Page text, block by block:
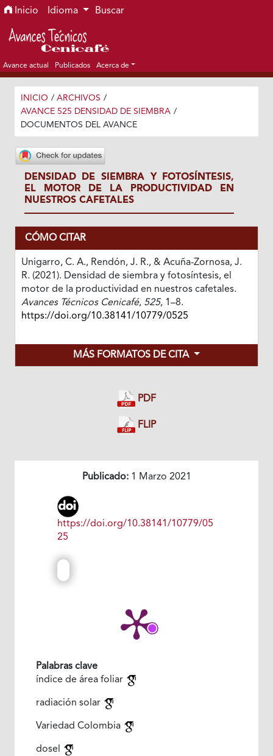
Ir al menú de navegación principal
Ir al contenido principal
Ir al pie de página del sitio
Inicio Idioma Buscar
Avance actual Publicados Acerca de
INICIO / ARCHIVOS /
AVANCE 525 DENSIDAD DE SIEMBRA /
DOCUMENTOS DEL AVANCE
DENSIDAD DE SIEMBRA Y FOTOSÍNTESIS,
EL MOTOR DE LA PRODUCTIVIDAD EN
NUESTROS CAFETALES
CÓMO CITAR
Unigarro, C. A., Rendón, J. R., & Acuña-Zornosa, J.
R. (2021). Densidad de siembra y fotosíntesis, el
motor de la productividad en nuestros cafetales.
Avances Técnicos Cenicafé, 525, 1–8.
https://doi.org/10.38141/10779/0525
MÁS FORMATOS DE CITA
PDF
FLIP
Publicado:1 Marzo 2021
https://doi.org/10.38141/10779/05
25
Palabras clave
índice de área foliar
radiación solar
Variedad Colombia
dosel